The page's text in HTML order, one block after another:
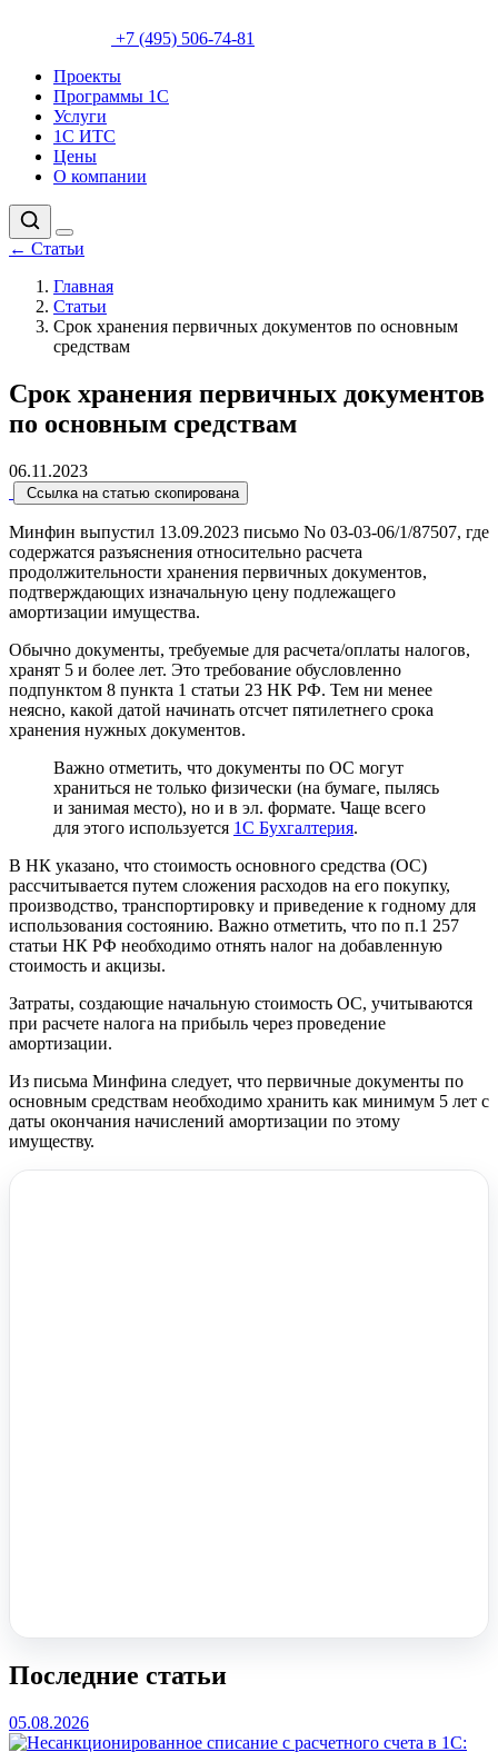
+7 (495) 506-74-81
Проекты
Программы 1С
Услуги
1С ИТС
Цены
О компании
← Статьи
Главная
Статьи
Срок хранения первичных документов по основным
средствам
Срок хранения первичных документов
по основным средствам
06.11.2023
Ссылка на статью скопирована
Минфин выпустил 13.09.2023 письмо No 03-03-06/1/87507, где
содержатся разъяснения относительно расчета
продолжительности хранения первичных документов,
подтверждающих изначальную цену подлежащего
амортизации имущества.
Обычно документы, требуемые для расчета/оплаты налогов,
хранят 5 и более лет. Это требование обусловленно
подпунктом 8 пункта 1 статьи 23 НК РФ. Тем ни менее
неясно, какой датой начинать отсчет пятилетнего срока
хранения нужных документов.
Важно отметить, что документы по ОС могут
храниться не только физически (на бумаге, пылясь
и занимая место), но и в эл. формате. Чаще всего
для этого используется 1С Бухгалтерия.
В НК указано, что стоимость основного средства (ОС)
рассчитывается путем сложения расходов на его покупку,
производство, транспортировку и приведение к годному для
использования состоянию. Важно отметить, что по п.1 257
статьи НК РФ необходимо отнять налог на добавленную
стоимость и акцизы.
Затраты, создающие начальную стоимость ОС, учитываются
при расчете налога на прибыль через проведение
амортизации.
Из письма Минфина следует, что первичные документы по
основным средствам необходимо хранить как минимум 5 лет с
даты окончания начислений амортизации по этому
имуществу.
Последние статьи
05.08.2026